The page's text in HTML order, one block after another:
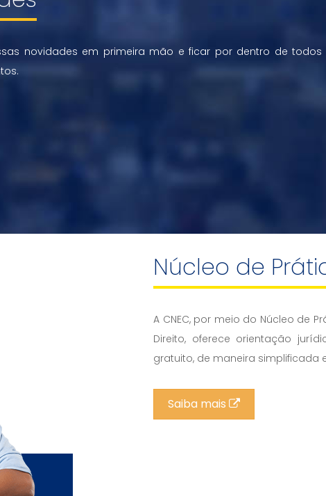
novidades em primeira mão e ficar por dentro de todos
Núcleo de
A CNEC, por meio do Núcleo de
Direito, oferece orientação
gratuito, de maneira simplificada
Saiba mais